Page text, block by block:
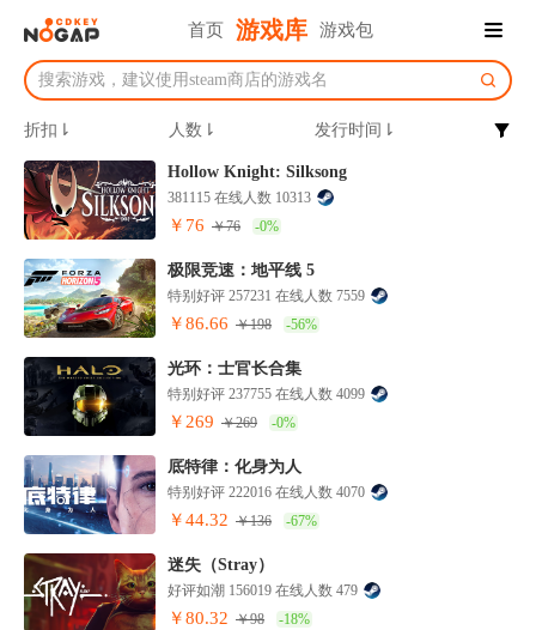
首页 游戏库 游戏包
折扣⇂ 人数⇂ 发行时间⇂
Hollow Knight: Silksong
381115 在线人数 10313
￥76 ￥76 -0%
极限竞速：地平线 5
特别好评 257231 在线人数 7559
￥86.66 ￥198 -56%
光环：士官长合集
特别好评 237755 在线人数 4099
￥269 ￥269 -0%
底特律：化身为人
特别好评 222016 在线人数 4070
￥44.32 ￥136 -67%
迷失（Stray）
好评如潮 156019 在线人数 479
￥80.32 ￥98 -18%